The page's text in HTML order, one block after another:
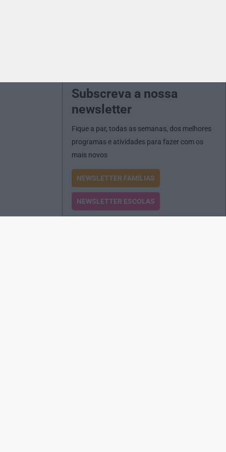
Subscreva a nossa
newsletter
Fique a par, todas as semanas, dos melhores
programas e atividades para fazer com os
mais novos
NEWSLETTER FAMÍLIAS
NEWSLETTER ESCOLAS